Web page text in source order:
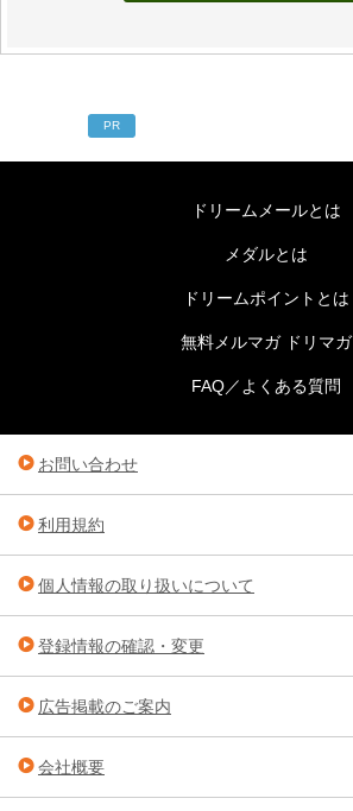
PR
ドリームメールとは
メダルとは
ドリームポイントとは
無料メルマガ ドリマガ
FAQ／よくある質問
お問い合わせ
利用規約
個人情報の取り扱いについて
登録情報の確認・変更
広告掲載のご案内
会社概要